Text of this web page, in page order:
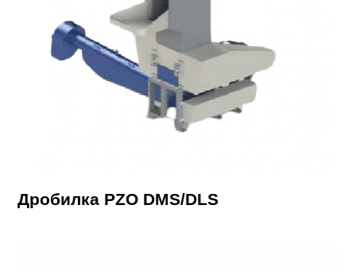
Дробилка PZO DMS/DLS